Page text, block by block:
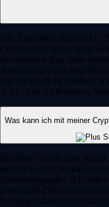
Das Einrichten einer Act I :
Crypto.com App ist ganz
bevorzugten App Store
Anweisungen auf dem
und Ihr Profil zu erstellen.
Act I : The AI Prophecy-
Was kann ich mit meiner
Mit Ihrer Crypto.com Wallet
einfach kaufen, verkaufen
Preisbewegungen in
potenzielle Plattform-
Kryptoportfolio an einem